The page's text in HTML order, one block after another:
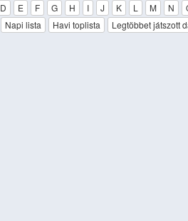
D E F G H I J K L M N
Napi lista Havi toplista Legtöbbet játszott